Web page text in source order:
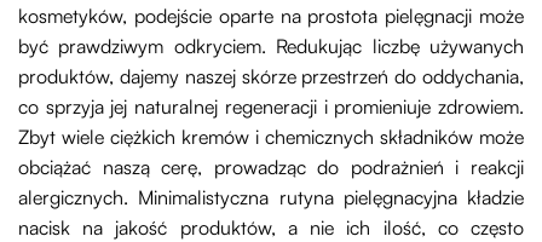
kosmetyków, podejście oparte na prostota pielęgnacji może
być prawdziwym odkryciem. Redukując liczbę używanych
produktów, dajemy naszej skórze przestrzeń do oddychania,
co sprzyja jej naturalnej regeneracji i promieniuje zdrowiem.
Zbyt wiele ciężkich kremów i chemicznych składników może
obciążać naszą cerę, prowadząc do podrażnień i reakcji
alergicznych. Minimalistyczna rutyna pielęgnacyjna kładzie
nacisk na jakość produktów, a nie ich ilość, co często